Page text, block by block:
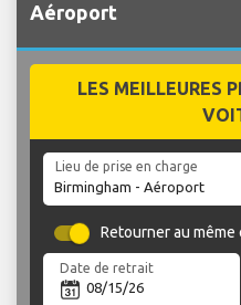
Aéroport
LES MEILLEURES
Lieu de prise en charge
Retourner au
Date de retrait